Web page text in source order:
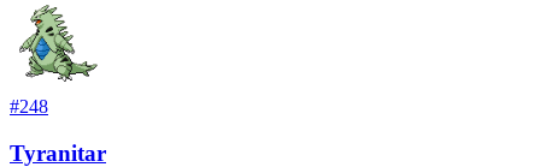
#248
Tyranitar